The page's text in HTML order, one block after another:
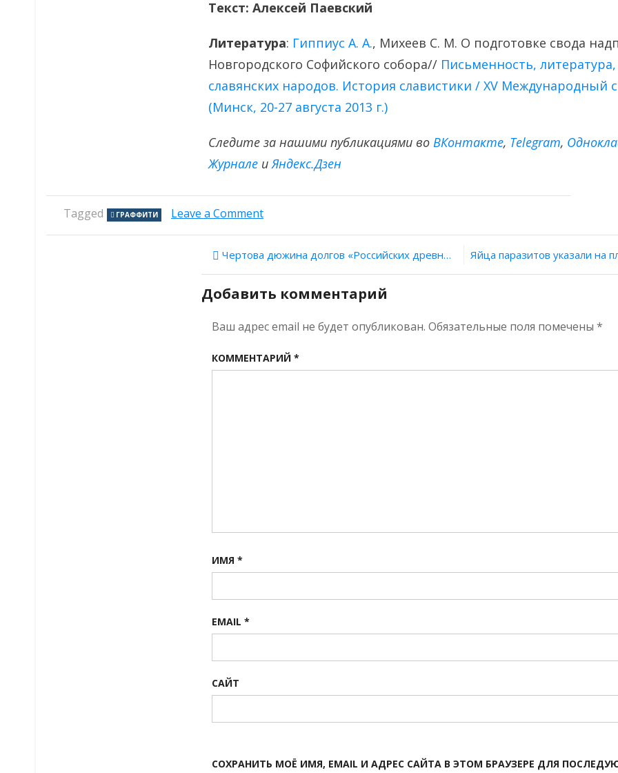
Текст: Алексей Паевский
Литература: Гиппиус А. А., Михеев С. М. О подготовке свода
Новгородского Софийского собора// Письменность,
славянских народов. История славистики / XV Международный
(Минск, 20-27 августа 2013 г.)
Следите за нашими публикациями во ВКонтакте, Тelegram,
Журнале иЯндекс.Дзен
Tagged ГРАФФИТИ Leave a Commenton
древности.
Выпуск
Мутижира
Навигация
по
записям
Чертова дюжина долгов «Российских древностей»
Добавить комментарий
Ваш адрес email не будет опубликован. Обязательные поля помечены *
КОММЕНТАРИЙ *
ИМЯ *
EMAIL *
САЙТ
СОХРАНИТЬ МОЁ ИМЯ, EMAIL И АДРЕС САЙТА В ЭТОМ БРАУЗЕРЕ ДЛЯ